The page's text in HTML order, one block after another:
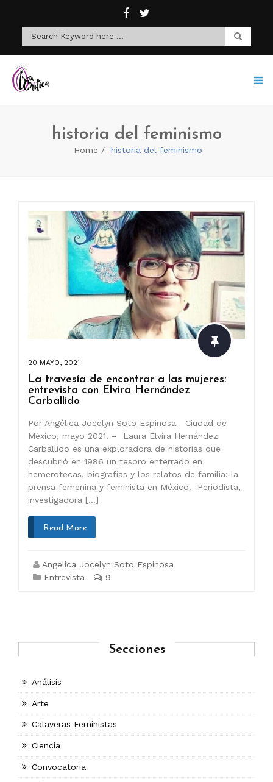
historia del feminismo
Home historia del feminismo
20 MAYO, 2021
La travesía de encontrar a las mujeres:
entrevista con Elvira Hernández
Carballido
Por Angélica Jocelyn Soto Espinosa Ciudad de
México, mayo 2021. – Laura Elvira Hernández
Carballido es una exploradora de historias que
descubrió en 1986 un tesoro enterrado en
hemerotecas, biografías y los relatos de familia: la
prensa femenina y feminista en México. Periodista,
investigadora […]
Read More
Angelica Jocelyn Soto Espinosa
Entrevista
9
Secciones
Análisis
Arte
Calaveras Feministas
Ciencia
Convocatoria